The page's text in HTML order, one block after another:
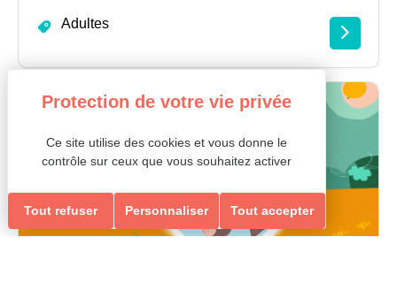
Adultes
Loisirs Ados/Adultes & Seniors
Ce site utilise des cookies et vous donne le
contrôle sur ceux que vous souhaitez activer
Tout accepter
Tout refuser Personnaliser